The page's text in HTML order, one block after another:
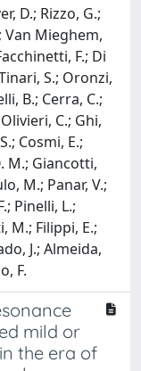
D.; Rizzo, G.;
Van Mieghem,
F.; Di
S.; Oronzi,
B.; Cerra, C.;
C.; Ghi,
Cosmi, E.;
M.; Giancotti,
M.; Panar, V.;
Pinelli, L.;
M.; Filippi, E.;
J.; Almeida,
F.
mild or
the era of